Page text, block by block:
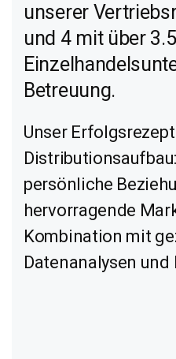
unserer
und 4 mit über
Betreuung.
Unser
persönliche
hervorragende
Kombination mit
Datenanalysen